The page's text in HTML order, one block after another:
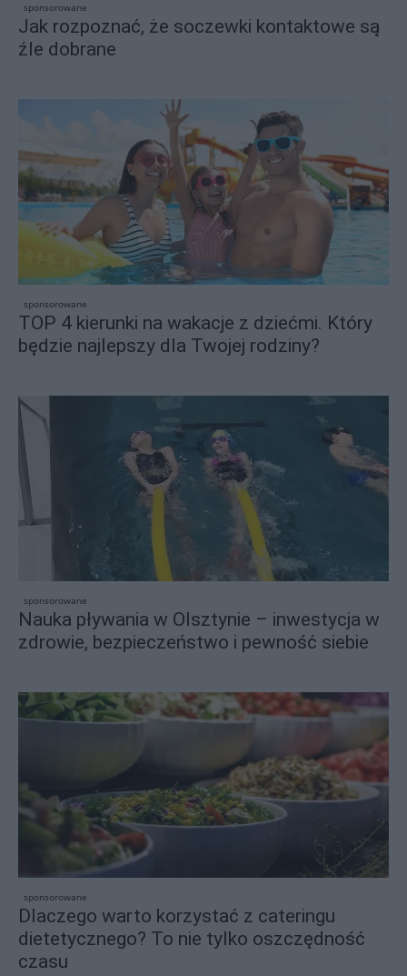
sponsorowane
Jak rozpoznać, że soczewki kontaktowe są
źle dobrane
sponsorowane
TOP 4 kierunki na wakacje z dziećmi. Który
będzie najlepszy dla Twojej rodziny?
sponsorowane
Nauka pływania w Olsztynie – inwestycja w
zdrowie, bezpieczeństwo i pewność siebie
sponsorowane
Dlaczego warto korzystać z cateringu
dietetycznego? To nie tylko oszczędność
czasu